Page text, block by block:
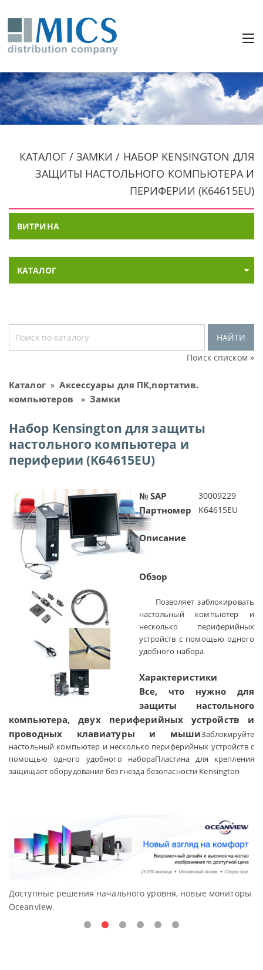
КАТАЛОГ / ЗАМКИ / НАБОР KENSINGTON ДЛЯ
ЗАЩИТЫ НАСТОЛЬНОГО КОМПЬЮТЕРА И
ПЕРИФЕРИИ (K64615EU)
ВИТРИНА
КАТАЛОГ
НАЙТИ
Поиск списком »
Каталог»Аксессуары для ПК,портатив.
компьютеров » Замки
Набор Kensington для защиты
настольного компьютера и
периферии (K64615EU)
№ SAP 30009229
Партномер K64615EU
Описание
Обзор
Позволяет заблокировать
настольный компьютер и
несколько периферийных
устройств с помощью одного
удобного набора
Характеристики
Все, что нужно для
защиты настольного
компьютера, двух периферийных устройств и
проводных клавиатуры и мышиЗаблокируйте настольный компьютер и несколько периферийных устройств с помощью одного удобного набораПластина для крепления защищает оборудование без гнезда безопасности Kensington
Доступные решения начального уровня, новые мониторы
Oceanview.